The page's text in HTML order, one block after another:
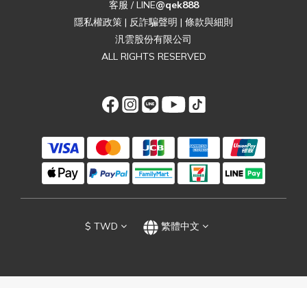
客服 / LINE@qek888
隱私權政策 | 反詐騙聲明 | 條款與細則
汎雲股份有限公司
ALL RIGHTS RESERVED
$ TWD 繁體中文